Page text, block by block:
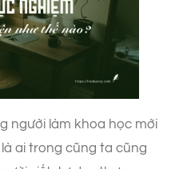
người làm khoa học mới
ai trong cũng ta cũng